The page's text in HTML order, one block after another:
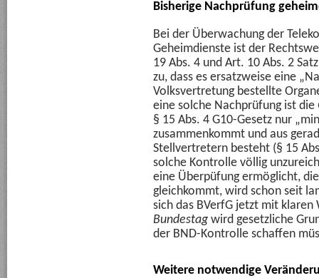
Bisherige Nachprüfung
Bei der Überwachung der
Geheimdienste ist der
19 Abs. 4 und Art. 10 Abs. 2
zu, dass es ersatzweise eine
Volksvertretung bestellte
eine solche Nachprüfung ist die
§ 15 Abs. 4 G10-Gesetz nur
zusammenkommt und aus
Stellvertretern besteht (§ 15
solche Kontrolle völlig
eine Überpüfung ermöglicht,
gleichkommt, wird schon seit
sich das BVerfG jetzt mit
Bundestag wird gesetzliche
der BND-Kontrolle schaffen
Weitere notwendige